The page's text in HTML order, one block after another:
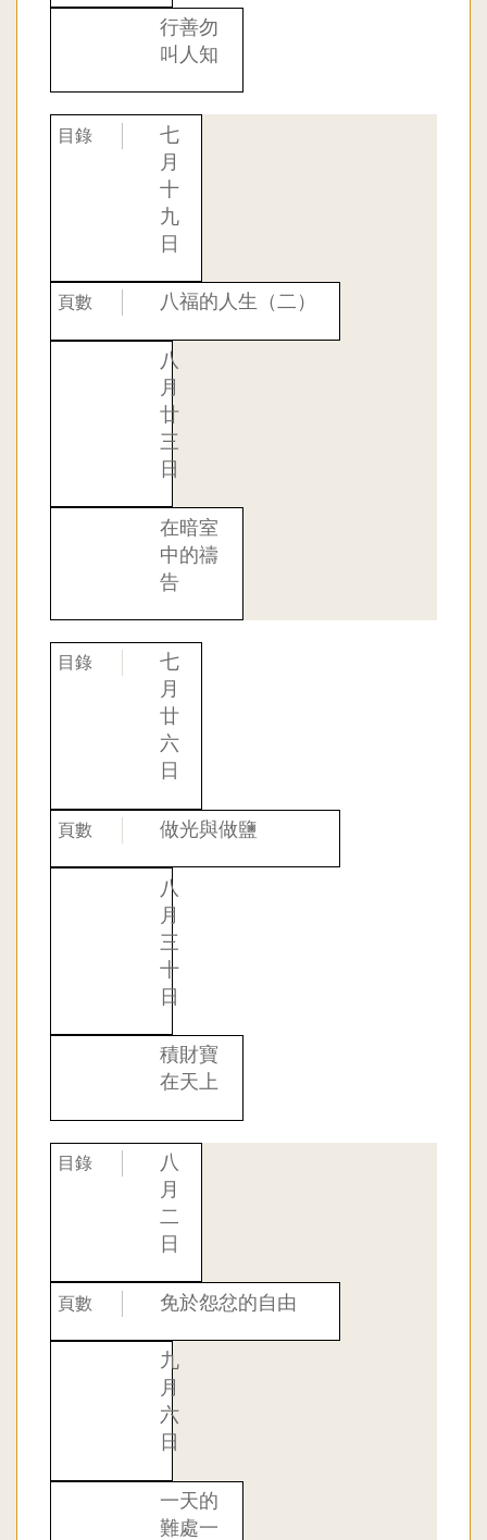
行善勿
叫人知
七
月
十
九
日
八福的人生（二）
八
月
廿
三
日
在暗室
中的禱
告
七
月
廿
六
日
做光與做鹽
八
月
三
十
日
積財寶
在天上
八
月
二
日
免於怨忿的自由
九
月
六
日
一天的
難處一